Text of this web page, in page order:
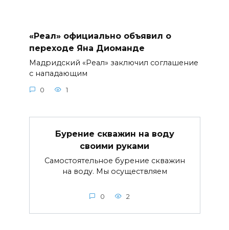
«Реал» официально объявил о
переходе Яна Диоманде
Мадридский «Реал» заключил соглашение
с нападающим
0 1
Бурение скважин на воду
своими руками
Самостоятельное бурение скважин
на воду. Мы осуществляем
0 2